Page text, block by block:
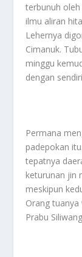
terbunuh
ilmu aliran
Lehernya
Cimanuk.
minggu
dengan
Permana
padepokan
tepatnya
keturunan jin
meskipun
Orang
Prabu